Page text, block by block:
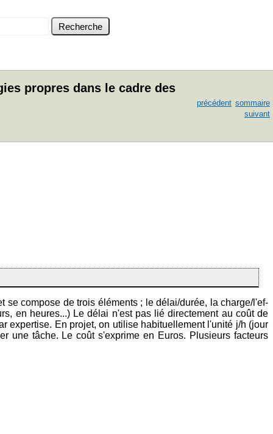
propres dans le cadre des
précédent sommaire
suivant
se compose de trois éléments ; le délai/durée, la charge/l'ef-
en heures...) Le délai n'est pas lié directement au coût de
expertise. En projet, on utilise habituellement l'unité j/h (jour
une tâche. Le coût s'exprime en Euros. Plusieurs facteurs